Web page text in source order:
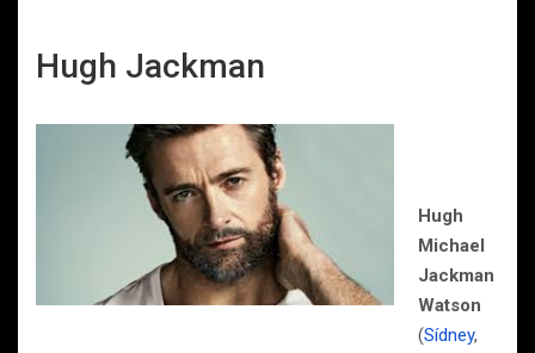
Hugh Jackman
Hugh
Michael
Jackman
Watson
(Sídney,